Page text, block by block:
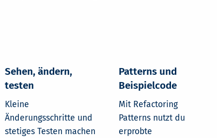
Sehen, ändern,
testen
Kleine
Änderungsschritte und
stetiges Testen machen
Patterns und
Beispielcode
Mit Refactoring
Patterns nutzt du
erprobte